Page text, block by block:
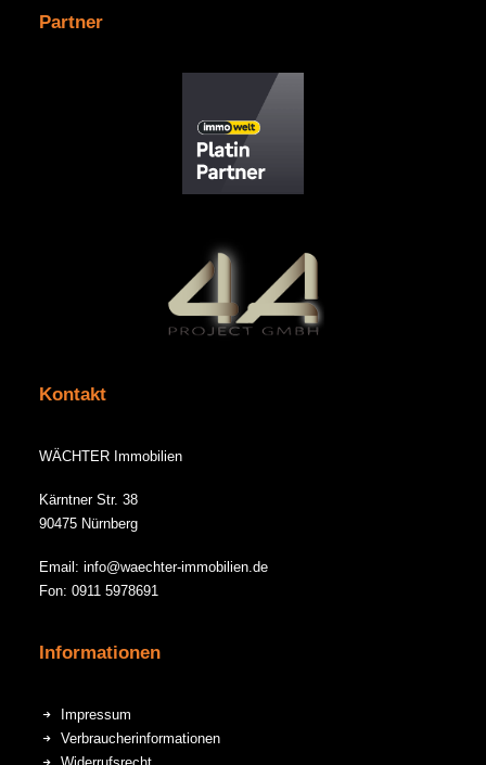
Partner
Kontakt
WÄCHTER Immobilien
Kärntner Str. 38
90475 Nürnberg
Email: info@waechter-immobilien.de
Fon: 0911 5978691
Informationen
Impressum
Verbraucherinformationen